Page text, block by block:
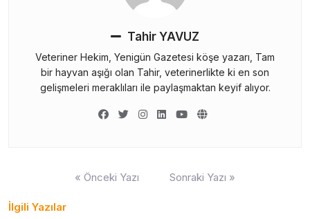
Tahir YAVUZ
Veteriner Hekim, Yenigün Gazetesi köşe yazarı, Tam
bir hayvan aşığı olan Tahir, veterinerlikte ki en son
gelişmeleri meraklıları ile paylaşmaktan keyif alıyor.
« Önceki Yazı Sonraki Yazı »
İlgili Yazılar